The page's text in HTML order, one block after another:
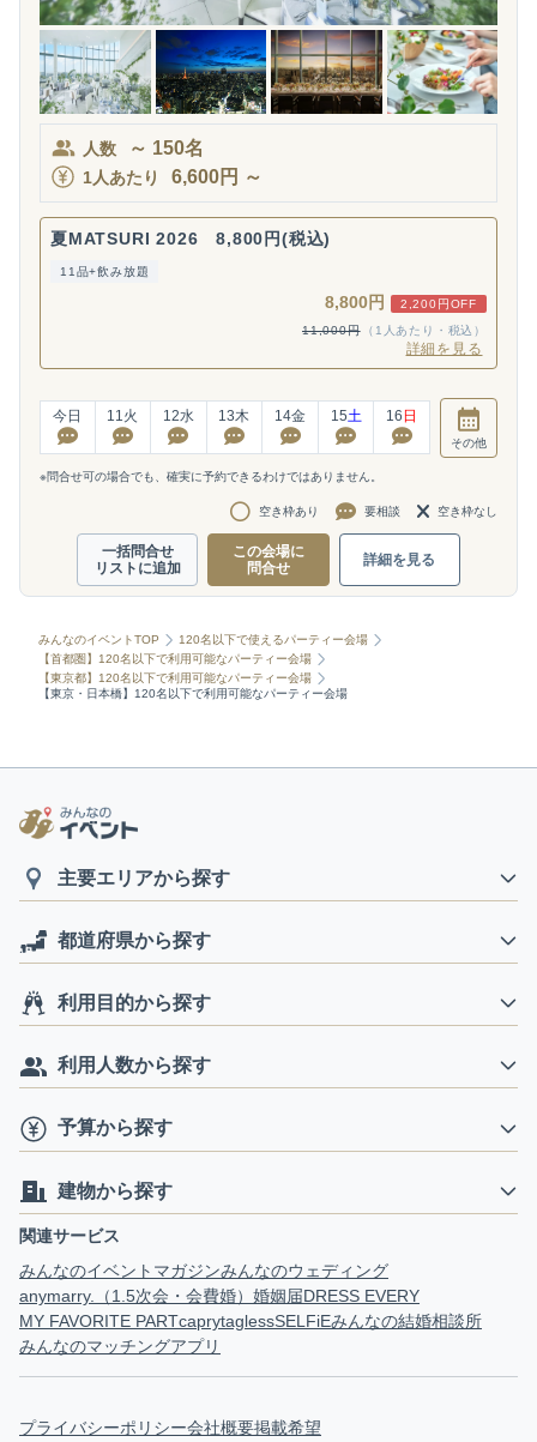
人数 ～ 150名
1人あたり 6,600円 ～
夏MATSURI 2026 8,800円(税込)
11品+飲み放題
8,800円
2,200円OFF
11,000円
（1人あたり・税込）
詳細を見る
今日 11火 12水 13木 14金 15土 16 日
その他
※問合せ可の場合でも、確実に予約できるわけではありません。
空き枠あり 要相談 空き枠なし
一括問合せ
リストに追加
この会場に
問合せ
詳細を見る
みんなのイベントTOP
120名以下で使えるパーティー会場
【首都圏】120名以下で利用可能なパーティー会場
【東京都】120名以下で利用可能なパーティー会場
【東京・日本橋】120名以下で利用可能なパーティー会場
主要エリアから探す
都道府県から探す
利用目的から探す
利用人数から探す
予算から探す
建物から探す
関連サービス
みんなのイベントマガジンみんなのウェディング
anymarry.（1.5次会・会費婚） 婚姻届DRESS EVERY
MY FAVORITE PARTcaprytaglessSELFiEみんなの結婚相談所
みんなのマッチングアプリ
プライバシーポリシー会社概要掲載希望